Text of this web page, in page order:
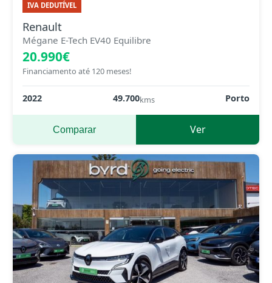
IVA DEDUTÍVEL
Renault
Mégane E-Tech EV40 Equilibre
20.990€
Financiamento até 120 meses!
2022 49.700kms Porto
Comparar Ver